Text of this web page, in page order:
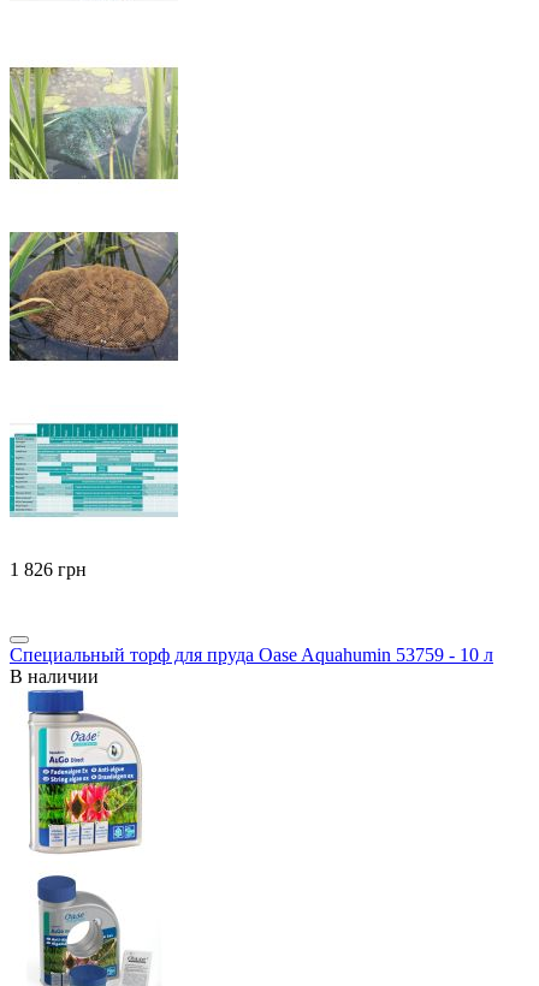
‍1 826‍ грн
Специальный торф для пруда Oase Aquahumin 53759 - 10 л
В наличии